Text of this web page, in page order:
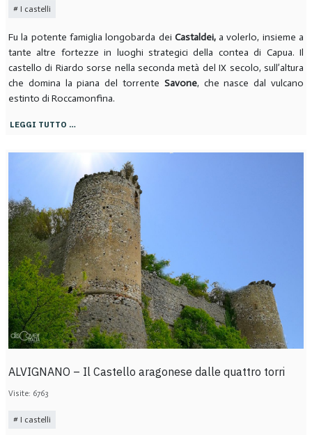
I castelli
Fu la potente famiglia longobarda dei Castaldei,a volerlo, insieme a
tante altre fortezze in luoghi strategici della contea di Capua. Il
castello di Riardo sorse nella seconda metà del IX secolo, sull’altura
che domina la piana del torrente Savone, che nasce dal vulcano
estinto di Roccamonfina.
LEGGI TUTTO …
ALVIGNANO – Il Castello aragonese dalle quattro torri
Visite: 6763
I castelli